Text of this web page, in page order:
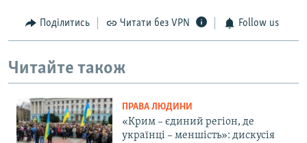
Поділитись Читати без VPN Follow us
Читайте також
ПРАВА ЛЮДИНИ
«Крим – єдиний регіон, де
українці – меншість»: дискусія